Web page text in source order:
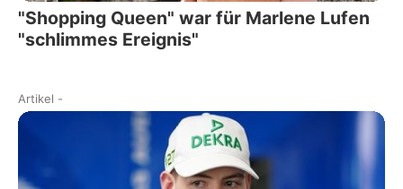
"Shopping Queen" war für Marlene Lufen
"schlimmes Ereignis"
Artikel -